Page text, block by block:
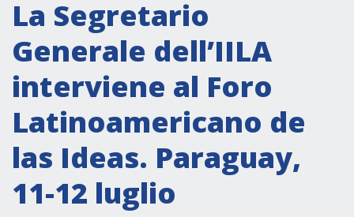
Segreteria Culturale
Segreteria Socio-economica
Segreteria Tecnico scientifica
Forum PMI
Conferenze Italia-America Latina e Caraibi
Rete per la promozione dell’uguaglianza di
genere
La Segretario
Generale dell’IILA
interviene al Foro
Latinoamericano de
las Ideas. Paraguay,
11-12 luglio